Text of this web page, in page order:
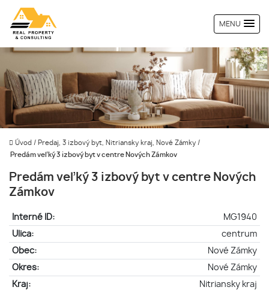
MENU
Úvod / Predaj, 3 izbový byt, Nitriansky kraj, Nové Zámky /
Predám veľký 3 izbový byt v centre Nových Zámkov
Predám veľký 3 izbový byt v centre Nových
Zámkov
Interné ID:
MG1940
Ulica:
centrum
Obec:
Nové Zámky
Okres:
Nové Zámky
Kraj:
Nitriansky kraj